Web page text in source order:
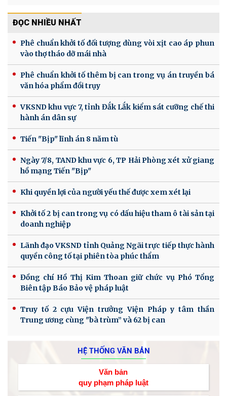
ĐỌC NHIỀU NHẤT
Phê chuẩn khởi tố đối tượng dùng vòi xịt cao áp phun
vào thợ tháo dỡ mái nhà
Phê chuẩn khởi tố thêm bị can trong vụ án truyền bá
văn hóa phẩm đồi trụy
VKSND khu vực 7, tỉnh Đắk Lắk kiểm sát cưỡng chế thi
hành án dân sự
Tiến "Bịp" lĩnh án 8 năm tù
Ngày 7/8, TAND khu vực 6, TP Hải Phòng xét xử giang
hồ mạng Tiến "Bịp"
Khi quyền lợi của người yếu thế được xem xét lại
Khởi tố 2 bị can trong vụ có dấu hiệu tham ô tài sản tại
doanh nghiệp
Lãnh đạo VKSND tỉnh Quảng Ngãi trực tiếp thực hành
quyền công tố tại phiên tòa phúc thẩm
Đồng chí Hồ Thị Kim Thoan giữ chức vụ Phó Tổng
Biên tập Báo Bảo vệ pháp luật
Truy tố 2 cựu Viện trưởng Viện Pháp y tâm thần
Trung ương cùng "bà trùm” và 62 bị can
HỆ THỐNG VĂN BẢN
Văn bản
quy phạm pháp luật